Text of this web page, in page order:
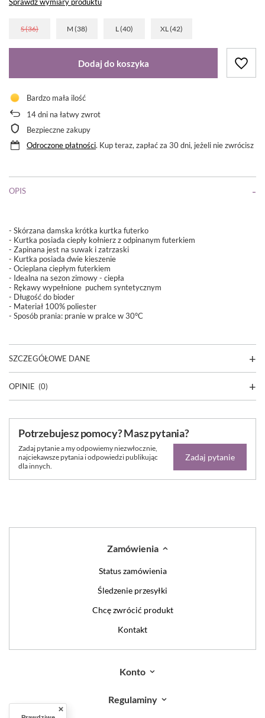
S (36) M (38) L (40) XL (42)
Dodaj do koszyka
Bardzo mała ilość
14dni na łatwy zwrot
Bezpieczne zakupy
Odroczone płatności. Kup teraz, zapłać za 30 dni, jeżeli nie zwrócisz
OPIS
- Skórzana damska krótka kurtka futerko
- Kurtka posiada ciepły kołnierz z odpinanym futerkiem
- Zapinana jest na suwak i zatrzaski
- Kurtka posiada dwie kieszenie
- Ocieplana ciepłym futerkiem
- Idealna na sezon zimowy - ciepła
- Rękawy wypełnione puchem syntetycznym
- Długość do bioder
- Materiał 100% poliester
- Sposób prania: pranie w pralce w 30°C
SZCZEGÓŁOWE DANE
OPINIE (0)
Potrzebujesz pomocy? Masz pytania?
Zadaj pytanie a my odpowiemy niezwłocznie,
najciekawsze pytania i odpowiedzi publikując
dla innych.
Zadaj pytanie
Zamówienia
Status zamówienia
Śledzenie przesyłki
Chcę zwrócić produkt
Kontakt
Konto
Regulaminy